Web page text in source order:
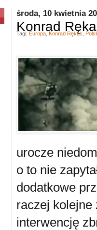
środa, 10 kwietnia
Konrad
urocze
o to nie
dodatkowe
raczej kolejne
interwencję
Tagi: Europa Konrad Rękas